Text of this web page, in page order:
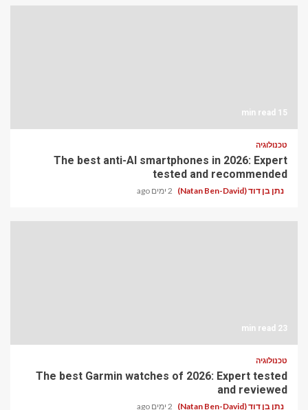
The best anti-AI
The best Garmin